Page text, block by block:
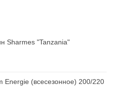
Sharmes "Tanzania"
Energie (всесезонное) 200/220